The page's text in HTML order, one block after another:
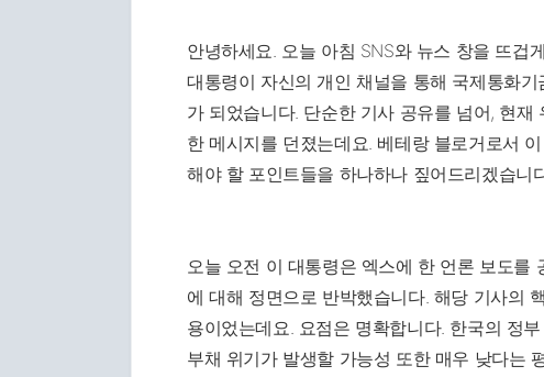
안녕하세요. 오늘 아침 SNS와 뉴스 창을 뜨겁
대통령이 자신의 개인 채널을 통해 국제통화
가 되었습니다. 단순한 기사 공유를 넘어, 현
한 메시지를 던졌는데요. 베테랑 블로거로서
해야 할 포인트들을 하나하나 짚어드리겠습니
오늘 오전 이 대통령은 엑스에 한 언론 보도를
에 대해 정면으로 반박했습니다. 해당 기사의
용이었는데요. 요점은 명확합니다. 한국의 정
부채 위기가 발생할 가능성 또한 매우 낮다는